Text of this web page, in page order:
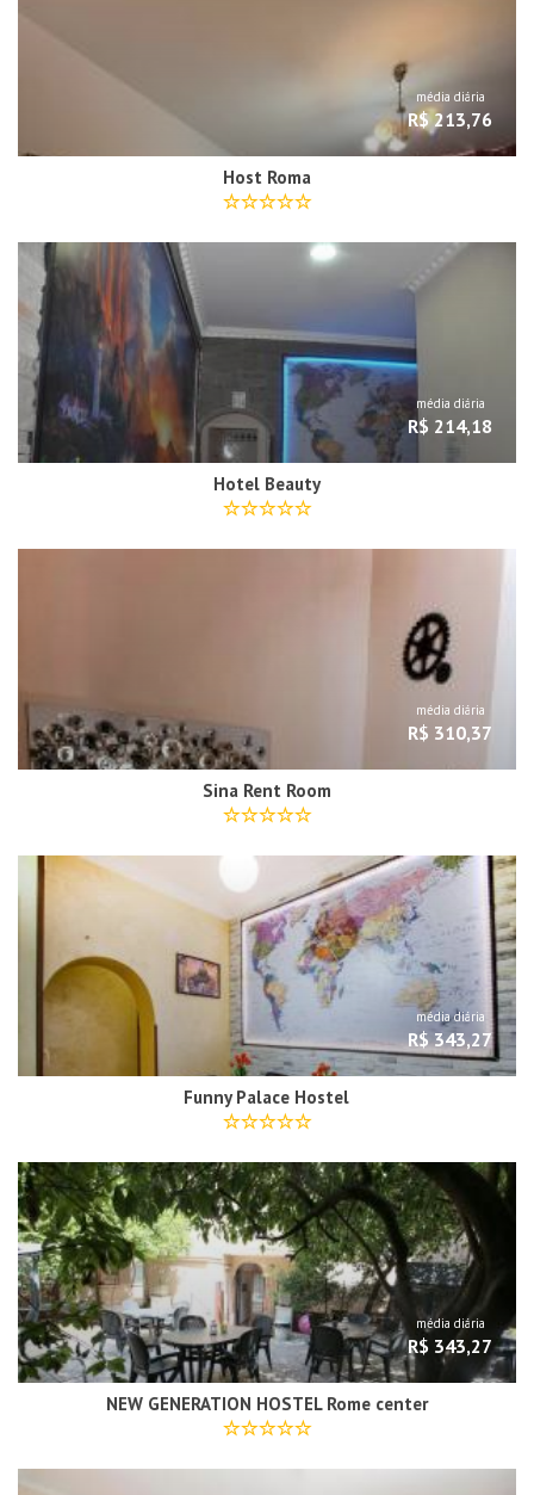
média diária
R$ 213,76
Host Roma
média diária
R$ 214,18
Hotel Beauty
média diária
R$ 310,37
Sina Rent Room
média diária
R$ 343,27
Funny Palace Hostel
média diária
R$ 343,27
NEW GENERATION HOSTEL Rome center